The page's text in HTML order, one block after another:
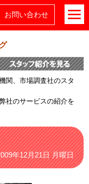
お問い合わせ
関、市場調査社のスタ
社のサービスの紹介を
年12月21日 月曜日